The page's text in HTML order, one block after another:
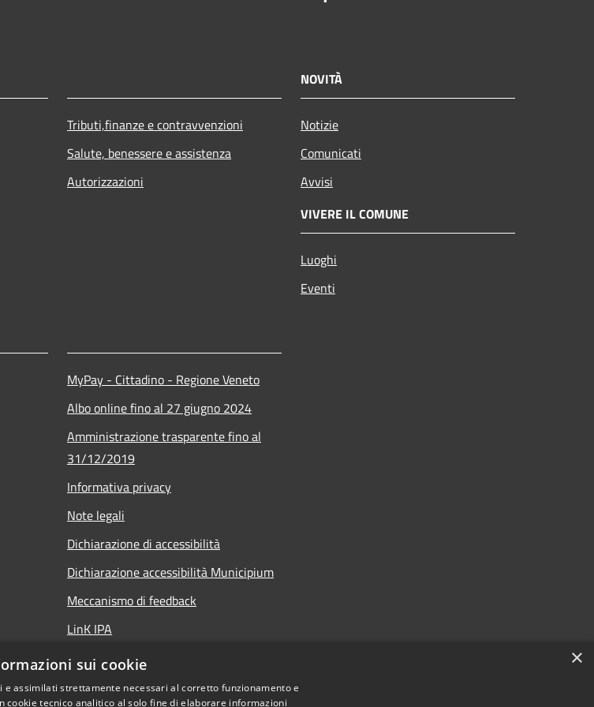
Tributi,finanze e contravvenzioni
Salute, benessere e assistenza
Autorizzazioni
NOVITÀ
Notizie
Comunicati
Avvisi
VIVERE IL COMUNE
Luoghi
Eventi
MyPay - Cittadino - Regione Veneto
Albo online fino al 27 giugno 2024
Amministrazione trasparente fino al
31/12/2019
Informativa privacy
Note legali
Dichiarazione di accessibilità
Dichiarazione accessibilità Municipium
Meccanismo di feedback
LinK IPA
Social media policy
×
sui cookie
e assimilati strettamente necessari al corretto funzionamento e
cookie tecnico analitico al solo fine di elaborare informazioni